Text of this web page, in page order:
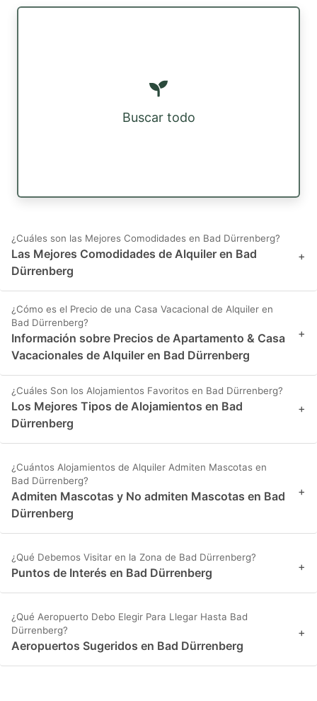
Buscar todo
¿Cuáles son las Mejores Comodidades en Bad Dürrenberg?
Las Mejores Comodidades de Alquiler en Bad
Dürrenberg
+
¿Cómo es el Precio de una Casa Vacacional de Alquiler en
Bad Dürrenberg?
Información sobre Precios de Apartamento & Casa
Vacacionales de Alquiler en Bad Dürrenberg
+
¿Cuáles Son los Alojamientos Favoritos en Bad Dürrenberg?
Los Mejores Tipos de Alojamientos en Bad
Dürrenberg
+
¿Cuántos Alojamientos de Alquiler Admiten Mascotas en
Bad Dürrenberg?
Admiten Mascotas y No admiten Mascotas en Bad
Dürrenberg
+
¿Qué Debemos Visitar en la Zona de Bad Dürrenberg?
Puntos de Interés en Bad Dürrenberg +
¿Qué Aeropuerto Debo Elegir Para Llegar Hasta Bad
Dürrenberg?
Aeropuertos Sugeridos en Bad Dürrenberg
+